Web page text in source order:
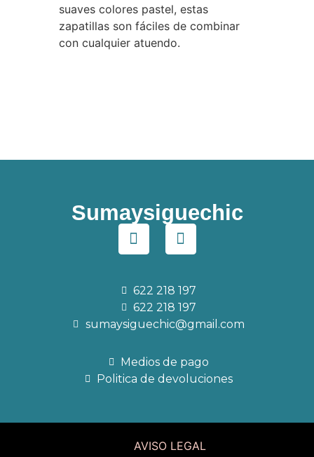
suaves colores pastel, estas
zapatillas son fáciles de combinar
con cualquier atuendo.
Sumaysiguechic
622 218 197
622 218 197
sumaysiguechic@gmail.com
Medios de pago
Politica de devoluciones
AVISO LEGAL